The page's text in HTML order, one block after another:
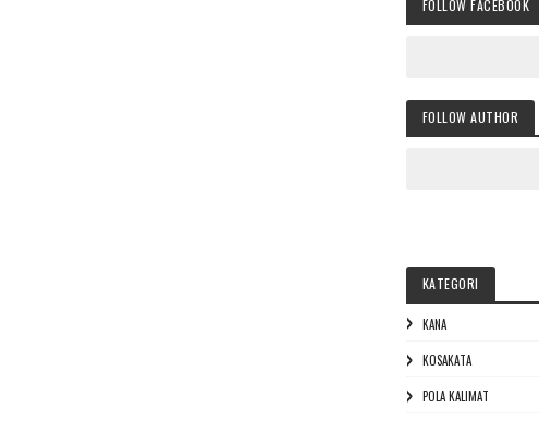
FOLLOW FACEBOOK
FOLLOW AUTHOR
KATEGORI
KANA
KOSAKATA
POLA KALIMAT